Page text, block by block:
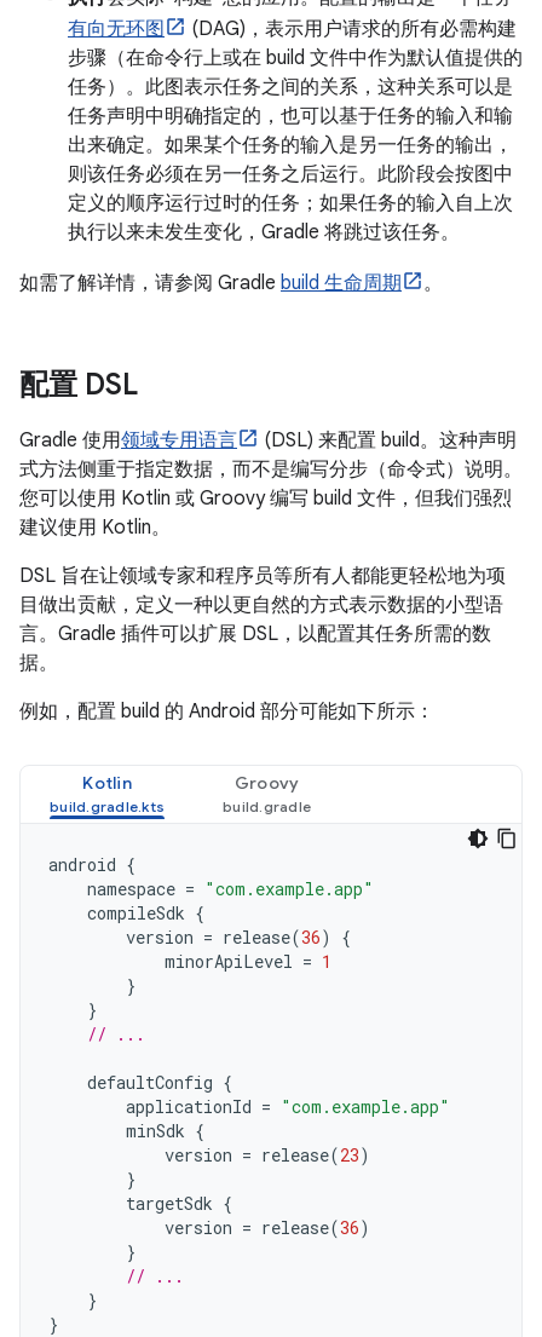
有向无环图
(DAG)，表示用户请求的所有必需构建
步骤（在命令行上或在 build 文件中作为默认值提供的
任务）。此图表示任务之间的关系，这种关系可以是
任务声明中明确指定的，也可以基于任务的输入和输
出来确定。如果某个任务的输入是另一任务的输出，
则该任务必须在另一任务之后运行。此阶段会按图中
定义的顺序运行过时的任务；如果任务的输入自上次
执行以来未发生变化，Gradle 将跳过该任务。
如需了解详情，请参阅 Gradle build 生命周期 。
配置 DSL
Gradle 使用领域专用语言
(DSL) 来配置 build。这种声明
式方法侧重于指定数据，而不是编写分步（命令式）说明。
您可以使用 Kotlin 或 Groovy 编写 build 文件，但我们强烈
建议使用 Kotlin。
DSL 旨在让领域专家和程序员等所有人都能更轻松地为项
目做出贡献，定义一种以更自然的方式表示数据的小型语
言。Gradle 插件可以扩展 DSL，以配置其任务所需的数
据。
例如，配置 build 的 Android 部分可能如下所示：
Kotlin Groovy
android {
namespace = "com.example.app"
compileSdk {
version = release(36)
{
minorApiLevel = 1
}
}
// ...
defaultConfig {
applicationId = "com.example.app"
minSdk {
version = release(23)
}
targetSdk {
version = release(36)
}
// ...
}
}